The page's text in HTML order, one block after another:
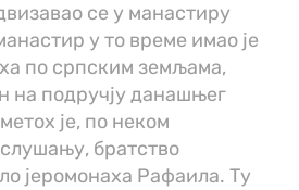
се у манастиру
у то време имао је
по српским земљама,
на подручју данашњег
је, по неком
братство
јеромонаха Рафаила. Ту